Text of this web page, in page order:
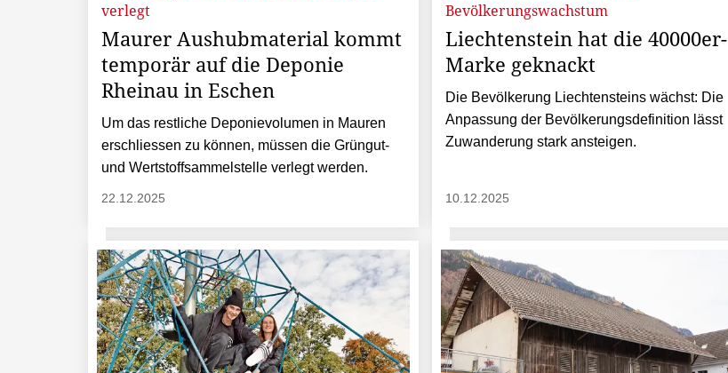
verlegt
Maurer Aushubmaterial kommt
temporär auf die Deponie
Rheinau in Eschen
Um das restliche Deponievolumen in Mauren
erschliessen zu können, müssen die Grüngut-
und Wertstoffsammelstelle verlegt werden.
22.12.2025
Bevölkerungswachstum
Liechtenstein hat die 40000er-
Marke geknackt
Die Bevölkerung Liechtensteins wächst: Die
Anpassung der Bevölkerungsdefinition lässt
Zuwanderung stark ansteigen.
10.12.2025